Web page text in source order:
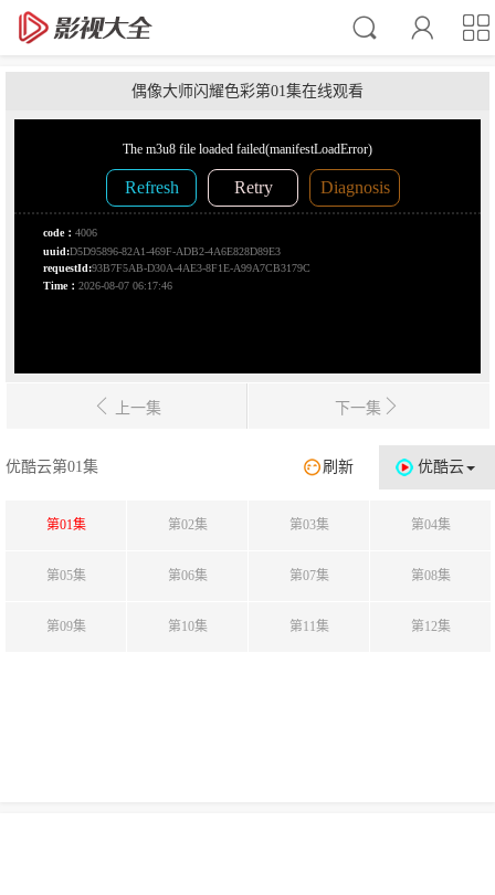
偶像大师闪耀色彩第01集在线观看
上一集 下一集
优酷云
刷新
优酷云第01集
第01集 第02集 第03集 第04集
第05集 第06集 第07集 第08集
第09集 第10集 第11集 第12集